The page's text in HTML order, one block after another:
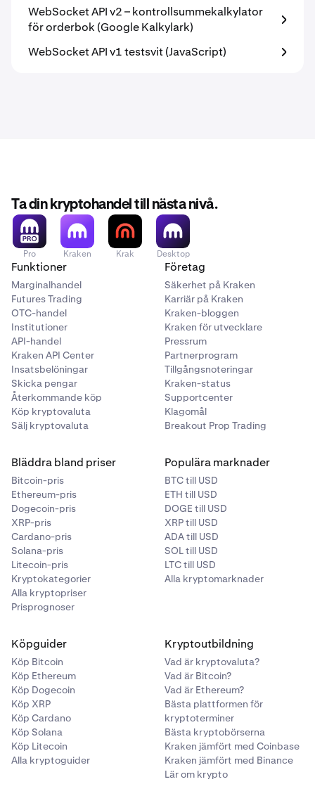
WebSocket API v2 – kontrollsummekalkylator
för orderbok (Google Kalkylark)
WebSocket API v1 testsvit (JavaScript)
Ta din kryptohandel till nästa nivå.
Pro Kraken Krak Desktop
Funktioner
Marginalhandel
Futures Trading
OTC-handel
Institutioner
API-handel
Kraken API Center
Insatsbelöningar
Skicka pengar
Återkommande köp
Köp kryptovaluta
Sälj kryptovaluta
Företag
Säkerhet på Kraken
Karriär på Kraken
Kraken-bloggen
Kraken för utvecklare
Pressrum
Partnerprogram
Tillgångsnoteringar
Kraken-status
Supportcenter
Klagomål
Breakout Prop Trading
Bläddra bland priser
Bitcoin-pris
Ethereum-pris
Dogecoin-pris
XRP-pris
Cardano-pris
Solana-pris
Litecoin-pris
Kryptokategorier
Alla kryptopriser
Prisprognoser
Populära marknader
BTC till USD
ETH till USD
DOGE till USD
XRP till USD
ADA till USD
SOL till USD
LTC till USD
Alla kryptomarknader
Köpguider
Köp Bitcoin
Köp Ethereum
Köp Dogecoin
Köp XRP
Köp Cardano
Köp Solana
Köp Litecoin
Alla kryptoguider
Kryptoutbildning
Vad är kryptovaluta?
Vad är Bitcoin?
Vad är Ethereum?
Bästa plattformen för
kryptoterminer
Bästa kryptobörserna
Kraken jämfört med Coinbase
Kraken jämfört med Binance
Lär om krypto